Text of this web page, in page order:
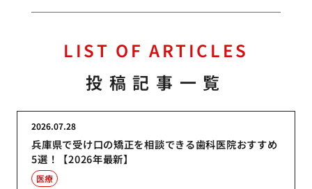
LIST OF ARTICLES
投稿記事一覧
兵庫県で受け口の矯正を相談できる歯科医院おすすめ
5選！【2026年最新】
2026.07.28
医療